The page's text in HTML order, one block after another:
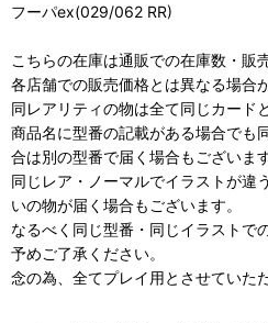
フーパex(029/062 RR)
こちらの在庫は通販での在庫数・販
各店舗での販売価格とは異なる場合
同レアリティの物は全て同じカード
商品名に型番の記載がある場合でも
合は別の型番で届く場合もございます
同じレア・ノーマルでイラストが違
いの物が届く場合もございます。
なるべく同じ型番・同じイラストで
予めご了承ください。
念の為、全てプレイ用とさせていた